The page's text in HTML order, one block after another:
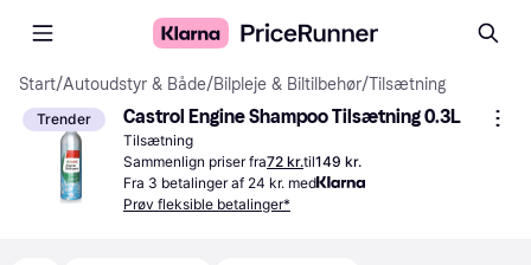
Start/Autoudstyr & Både/Bilpleje & Biltilbehør/Tilsætning
Trender Castrol Engine Shampoo Tilsætning 0.3L
Tilsætning
Sammenlign priser fra72 kr.til149 kr.
Fra 3 betalinger af 24 kr. med
Prøv fleksible betalinger*